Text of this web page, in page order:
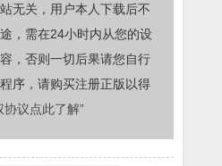
无关，用户本人下载后不
，需在24小时内从您的设
，否则一切后果请您自行
序，请购买注册正版以得
协议点此了解”